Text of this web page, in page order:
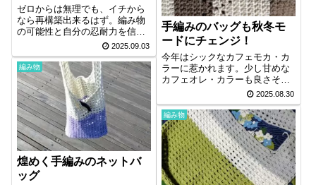
ゼロからは無理でも、イチから
なら再構築出来るはず。編み物
の可能性と自分の忍耐力を信じ
2025.09.03
手編みのバッグも秋冬モ
ードにチェンジ！
今年はシックなカフェモカ・カ
ラーに惹かれます。少し甘めな
カフェオレ・カラーも良さそう
2025.08.30
編み物
煌めく手編みのネットバ
ッグ
編み物